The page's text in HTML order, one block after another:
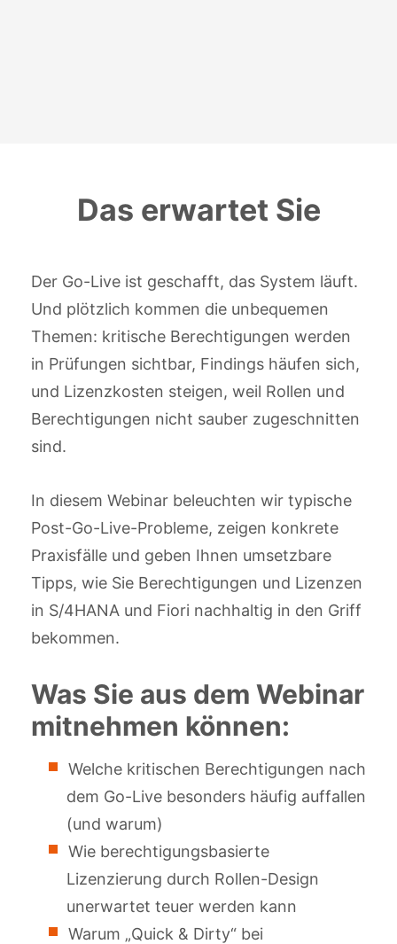
Das erwartet Sie
Der Go-Live ist geschafft, das System läuft.
Und plötzlich kommen die unbequemen
Themen: kritische Berechtigungen werden
in Prüfungen sichtbar, Findings häufen sich,
und Lizenzkosten steigen, weil Rollen und
Berechtigungen nicht sauber zugeschnitten
sind.
In diesem Webinar beleuchten wir typische
Post-Go-Live-Probleme, zeigen konkrete
Praxisfälle und geben Ihnen umsetzbare
Tipps, wie Sie Berechtigungen und Lizenzen
in S/4HANA und Fiori nachhaltig in den Griff
bekommen.
Was Sie aus dem Webinar
mitnehmen können:
Welche kritischen Berechtigungen nach
dem Go-Live besonders häufig auffallen
(und warum)
Wie berechtigungsbasierte
Lizenzierung durch Rollen-Design
unerwartet teuer werden kann
Warum „Quick & Dirty“ bei